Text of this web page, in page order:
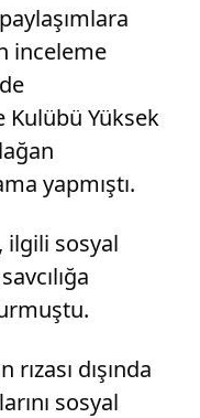
inceleme
Kulübü Yüksek
yapmıştı.
ilgili sosyal
rızası dışında
sosyal